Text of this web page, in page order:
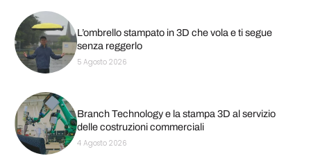
L’ombrello stampato in 3D che vola e ti segue
senza reggerlo
5 Agosto 2026
Branch Technology e la stampa 3D al servizio
delle costruzioni commerciali
4 Agosto 2026